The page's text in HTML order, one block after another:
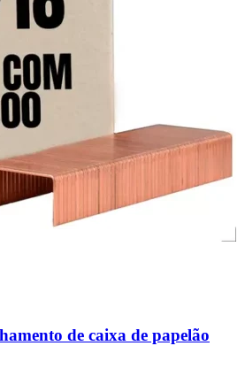
de caixa de papelão